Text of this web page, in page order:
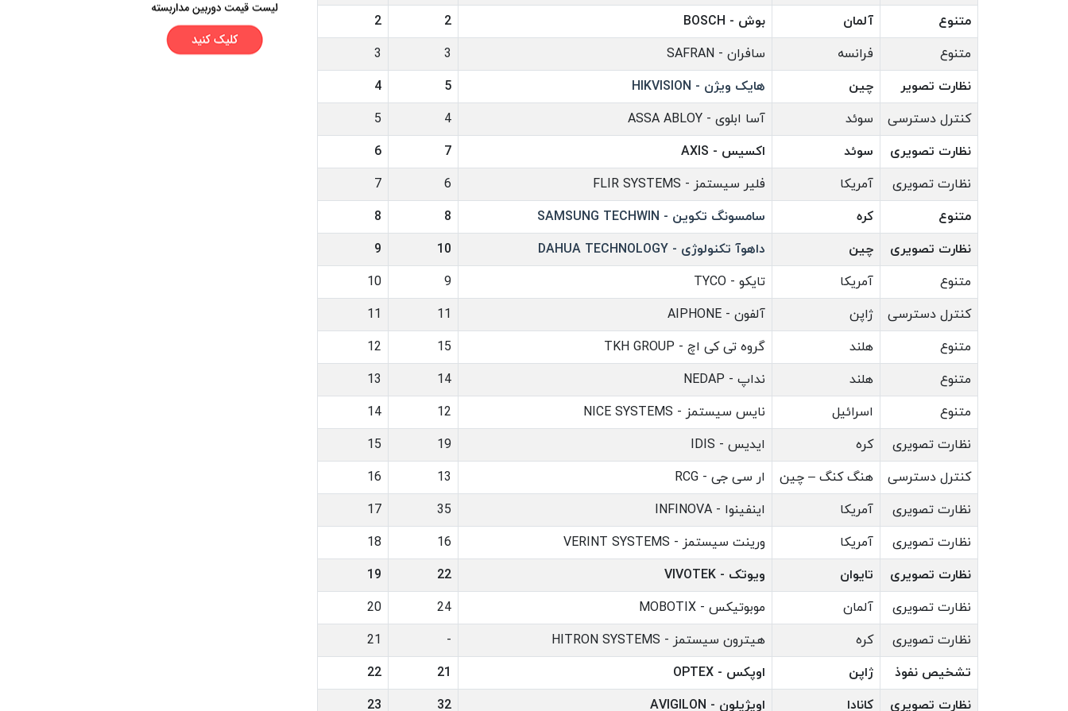
متنوع
آلمان بوش - BOSCH 2
2
متنوع
فرانسه سافران - SAFRAN 3
3
نظارت تصویر
چین هایک ویژن - HIKVISION 5
4
کنترل دسترسی
سوئد آسا ابلوی - ASSA ABLOY 4
5
نظارت تصویری
سوئد اکسیس - AXIS 7
6
نظارت تصویری
آمریکا فلیر سیستمز - FLIR SYSTEMS 6
7
متنوع
کره سامسونگ تکوین - SAMSUNG TECHWIN 8
8
نظارت تصویری
چین داهوآ تکنولوژی - DAHUA TECHNOLOGY 10
9
متنوع
آمریکا تایکو - TYCO 9
10
کنترل دسترسی
ژاپن آلفون - AIPHONE 11
11
متنوع
هلند گروه تی کی اچ - TKH GROUP 15
12
متنوع
هلند نداپ - NEDAP 14
13
متنوع
اسرائیل نایس سیستمز - NICE SYSTEMS 12
14
نظارت تصویری
کره ایدیس - IDIS 19
15
کنترل دسترسی
هنگ کنگ – چین ار سی جی - RCG 13
16
نظارت تصویری
آمریکا اینفینوا - INFINOVA 35
17
نظارت تصویری
آمریکا ورینت سیستمز - VERINT SYSTEMS 16
18
نظارت تصویری
تایوان ویوتک - VIVOTEK 22
19
نظارت تصویری
آلمان موبوتیکس - MOBOTIX 24
20
نظارت تصویری
کره هیترون سیستمز - HITRON SYSTEMS -
21
تشخیص نفوذ
ژاپن اوپکس - OPTEX 21
22
نظارت تصویری
کانادا اویژیلون - AVIGILON 32
23